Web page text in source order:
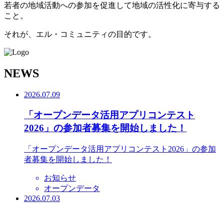
若者の地域活動への参加を促進して地域の活性化に寄与する
こと。
それが、エル・コミュニティの目的です。
NEWS
2026.07.09
「オープンデータ活用アプリコンテスト
2026」の参加者募集を開始しました！
「オープンデータ活用アプリコンテスト2026」の参加
者募集を開始しました！
お知らせ
オープンデータ
2026.07.03